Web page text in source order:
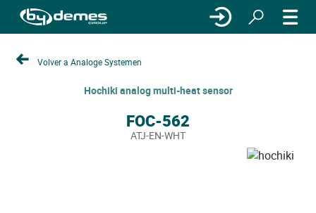
Volver a Analoge Systemen
Hochiki analog multi-heat sensor
FOC-562
ATJ-EN-WHT